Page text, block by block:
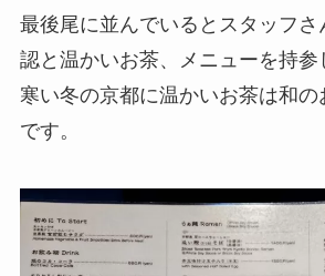
最後尾に並んでいるとスタッフさ
認と温かいお茶、メニューを持参
寒い冬の京都に温かいお茶は和
です。